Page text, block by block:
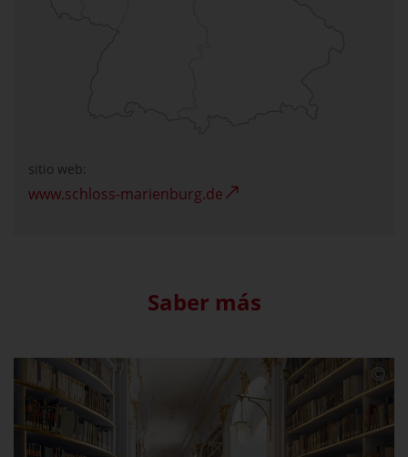
sitio web:
www.schloss-marienburg.de
Saber más